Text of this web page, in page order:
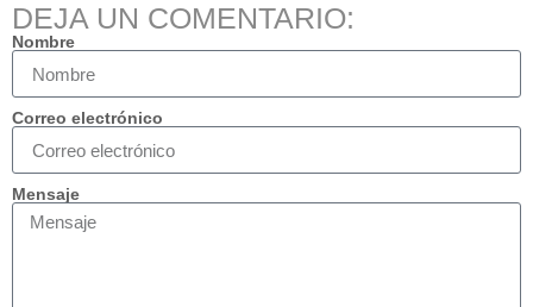
DEJA UN COMENTARIO:
Nombre
Correo electrónico
Mensaje